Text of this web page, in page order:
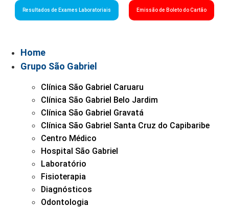
Resultados de Exames Laboratoriais Emissão de Boleto do Cartão
Home
Grupo São Gabriel
Clínica São Gabriel Caruaru
Clínica São Gabriel Belo Jardim
Clínica São Gabriel Gravatá
Clínica São Gabriel Santa Cruz do Capibaribe
Centro Médico
Hospital São Gabriel
Laboratório
Fisioterapia
Diagnósticos
Odontologia